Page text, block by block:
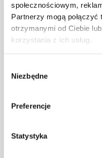
społecznościowym,
Partnerzy mogą
otrzymanymi od Ciebie
korzystania z ich usług.
zgody
Niezbędne
Preferencje
Statystyka